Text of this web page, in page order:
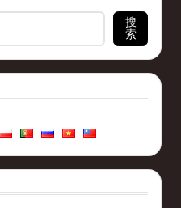
搜
索